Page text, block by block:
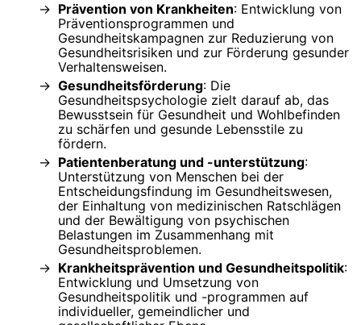
Prävention von Krankheiten: Entwicklung von
Präventionsprogrammen und
Gesundheitskampagnen zur Reduzierung von
Gesundheitsrisiken und zur Förderung gesunder
Verhaltensweisen.
Gesundheitsförderung: Die
Gesundheitspsychologie zielt darauf ab, das
Bewusstsein für Gesundheit und Wohlbefinden
zu schärfen und gesunde Lebensstile zu
fördern.
Patientenberatung und -unterstützung:
Unterstützung von Menschen bei der
Entscheidungsfindung im Gesundheitswesen,
der Einhaltung von medizinischen Ratschlägen
und der Bewältigung von psychischen
Belastungen im Zusammenhang mit
Gesundheitsproblemen.
Krankheitsprävention und Gesundheitspolitik:
Entwicklung und Umsetzung von
Gesundheitspolitik und -programmen auf
individueller, gemeindlicher und